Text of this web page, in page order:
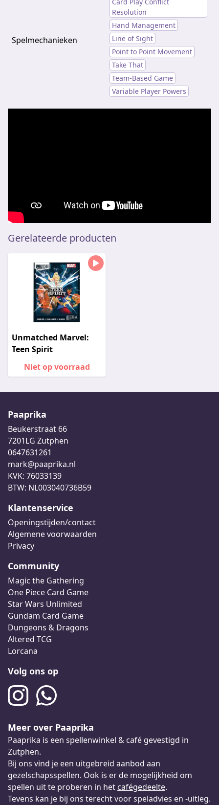
Spelmechanieken
Resolution
Hand Management
Line of Sight
Point to Point Movement
Take That
Team-Based Game
Variable Player Powers
Gerelateerde producten
Unmatched Marvel:
Teen Spirit
Niet op voorraad
Paaprika
Beukerstraat 66
7201LG Zutphen
0647631261
mark@paaprika.nl
KVK: 76033139
BTW: NL003040736B59
Klantenservice
Openingstijden/contact
Algemene voorwaarden
Privacy
Community
Magic the Gathering
One Piece Card Game
Star Wars Unlimited
Gundam Card Game
Dungeons & Dragons
Altered TCG
Lorcana
Volg ons op
Meer over Paaprika
Paaprika is een spellenwinkel & café gevestigd in
Zutphen.
Bij ons vind je een uitgebreid aanbod aan
gezelschapsspellen. Ook is er de mogelijkheid om
spellen uit te proberen in het cafégedeelte.
Tevens kan je bij ons terecht voor speladvies en -uitleg.